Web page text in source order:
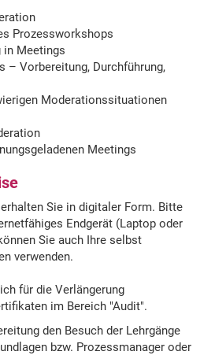
Prozessworkshops
in Meetings
– Vorbereitung, Durchführung,
Moderationssituationen
Meetings
Sie in digitaler Form. Bitte
Endgerät (Laptop oder
Sie auch Ihre selbst
verwenden.
für die Verlängerung
im Bereich "Audit".
den Besuch der Lehrgänge
bzw. Prozessmanager oder